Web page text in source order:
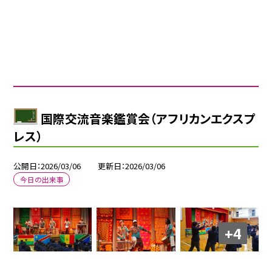
国際交流音楽鑑賞会（アフリカンエクスプ
レス）
公開日 2026/03/06 更新日 2026/03/06
今日の出来事
+4